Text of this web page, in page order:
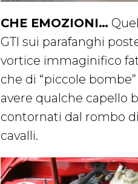
CHE EMOZIONI…
GTI sui parafanghi
vortice immaginifico
che di “piccole
avere qualche capello
contornati dal rombo
cavalli.